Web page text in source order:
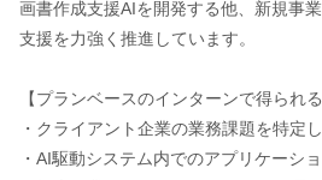
画書作成支援AIを開発する他、新規事
支援を力強く推進しています。
【プランベースのインターンで得られる
・クライアント企業の業務課題を特定
・AI駆動システム内でのアプリケーシ